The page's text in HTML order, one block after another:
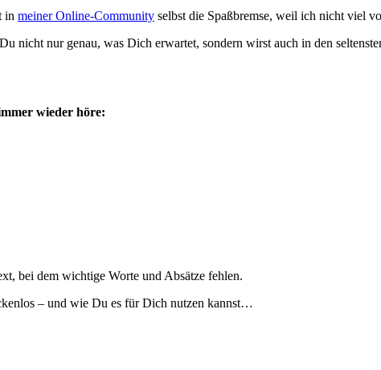
in meiner Online-Community selbst die Spaßbremse, weil ich nicht viel
nicht nur genau, was Dich erwartet, sondern wirst auch in den
wieder höre:
bei dem wichtige Worte und Absätze fehlen.
– und wie Du es für Dich nutzen kannst…